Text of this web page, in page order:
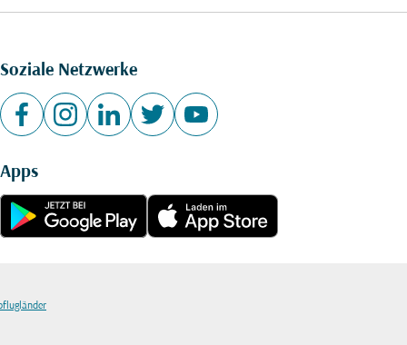
Soziale Netzwerke
Apps